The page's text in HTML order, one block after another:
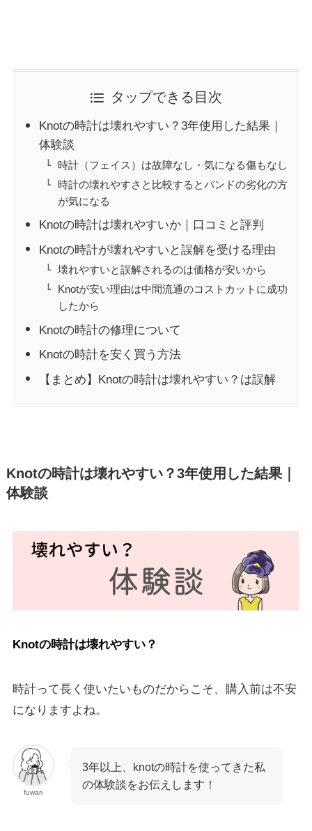
タップできる目次
Knotの時計は壊れやすい？3年使用した結果｜
体験談
時計（フェイス）は故障なし・気になる傷もなし
時計の壊れやすさと比較するとバンドの劣化の方
が気になる
Knotの時計は壊れやすいか｜口コミと評判
Knotの時計が壊れやすいと誤解を受ける理由
壊れやすいと誤解されるのは価格が安いから
Knotが安い理由は中間流通のコストカットに成功
したから
Knotの時計の修理について
Knotの時計を安く買う方法
【まとめ】Knotの時計は壊れやすい？は誤解
Knotの時計は壊れやすい？3年使用した結果｜
体験談
Knotの時計は壊れやすい？
時計って長く使いたいものだからこそ、購入前は不安
になりますよね。
fuwari
3年以上、knotの時計を使ってきた私
の体験談をお伝えします！